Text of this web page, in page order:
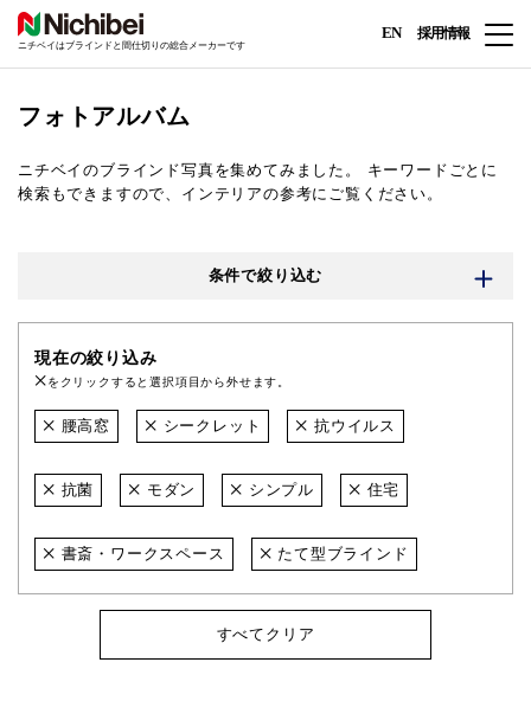
ニチベイはブラインドと間仕切りの総合メーカーです
EN 採用情報
フォトアルバム
ニチベイのブラインド写真を集めてみました。
キーワードごとに
検索もできますので、インテリアの参考にご覧ください。
条件で絞り込む
現在の絞り込み
をクリックすると選択項目から外せます。
腰高窓 シークレット 抗ウイルス
抗菌 モダン シンプル 住宅
書斎・ワークスペース たて型ブラインド
すべてクリア